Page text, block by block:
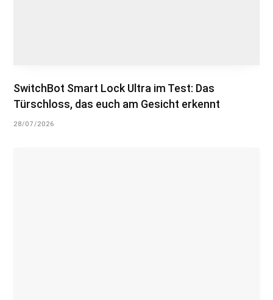
SwitchBot Smart Lock Ultra im Test: Das
Türschloss, das euch am Gesicht erkennt
28/07/2026